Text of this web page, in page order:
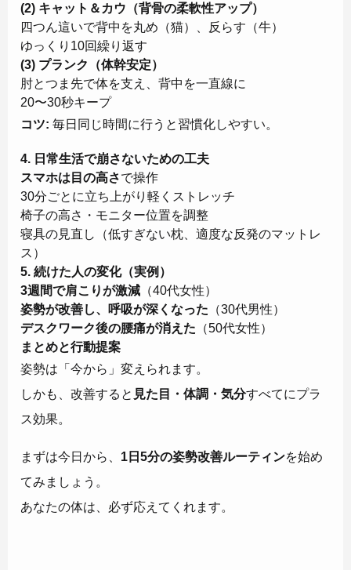
(2) キャット＆カウ（背骨の柔軟性アップ）
四つん這いで背中を丸め（猫）、反らす（牛）
ゆっくり10回繰り返す
(3) プランク（体幹安定）
肘とつま先で体を支え、背中を一直線に
20〜30秒キープ
コツ: 毎日同じ時間に行うと習慣化しやすい。
4. 日常生活で崩さないための工夫
スマホは目の高さで操作
30分ごとに立ち上がり軽くストレッチ
椅子の高さ・モニター位置を調整
寝具の見直し（低すぎない枕、適度な反発のマットレ
ス）
5. 続けた人の変化（実例）
3週間で肩こりが激減 （40代女性）
姿勢が改善し、呼吸が深くなった （30代男性）
デスクワーク後の腰痛が消えた （50代女性）
まとめと行動提案
姿勢は「今から」変えられます。
しかも、改善すると 見た目・体調・気分すべてにプラ
ス効果。
まずは今日から、 1日5分の姿勢改善ルーティンを始め
てみましょう。
あなたの体は、必ず応えてくれます。